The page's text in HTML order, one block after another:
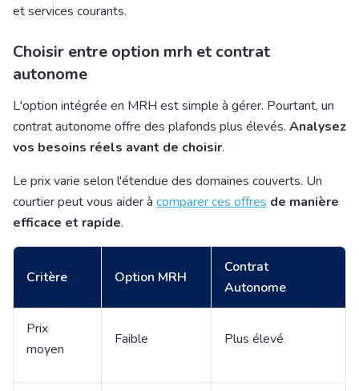
et services courants.
Choisir entre option mrh et contrat
autonome
L'option intégrée en MRH estsimple à gérer. Pourtant, un
contrat autonome offre des plafonds plus élevés. Analysez
vos besoins réels avant de choisir.
Le prix varie selon l'étendue des domaines couverts. Un
courtier peut vous aider à comparer ces offres de manière
efficace et rapide.
Critère Option MRH
Contrat
Autonome
Prix
moyen
Faible Plus élevé